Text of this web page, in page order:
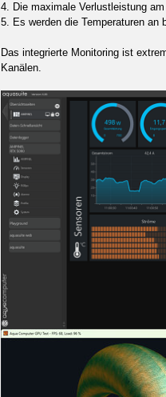
4. Die maximale Verlustleistung
5. Es werden die Temperaturen an
Das integrierte Monitoring ist
Kanälen.